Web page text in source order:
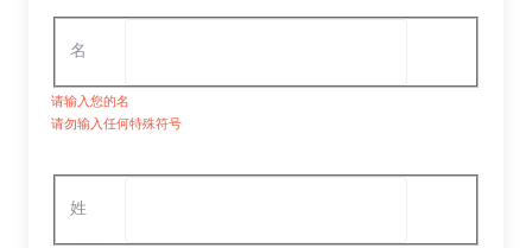
名
请输入您的名
请勿输入任何特殊符号
姓